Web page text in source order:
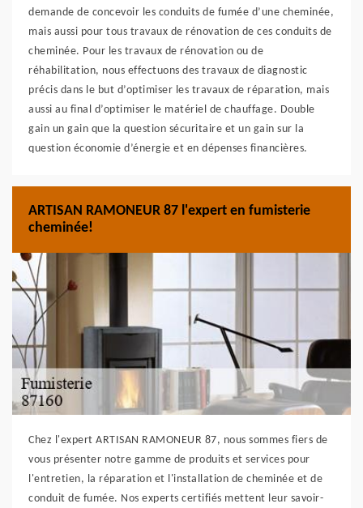
demande de concevoir les conduits de fumée d’une cheminée,
mais aussi pour tous travaux de rénovation de ces conduits de
cheminée. Pour les travaux de rénovation ou de
réhabilitation, nous effectuons des travaux de diagnostic
précis dans le but d’optimiser les travaux de réparation, mais
aussi au final d’optimiser le matériel de chauffage. Double
gain un gain que la question sécuritaire et un gain sur la
question économie d’énergie et en dépenses financières.
ARTISAN RAMONEUR 87 l'expert en fumisterie
cheminée!
Chez l'expert ARTISAN RAMONEUR 87, nous sommes fiers de
vous présenter notre gamme de produits et services pour
l'entretien, la réparation et l'installation de cheminée et de
conduit de fumée. Nos experts certifiés mettent leur savoir-